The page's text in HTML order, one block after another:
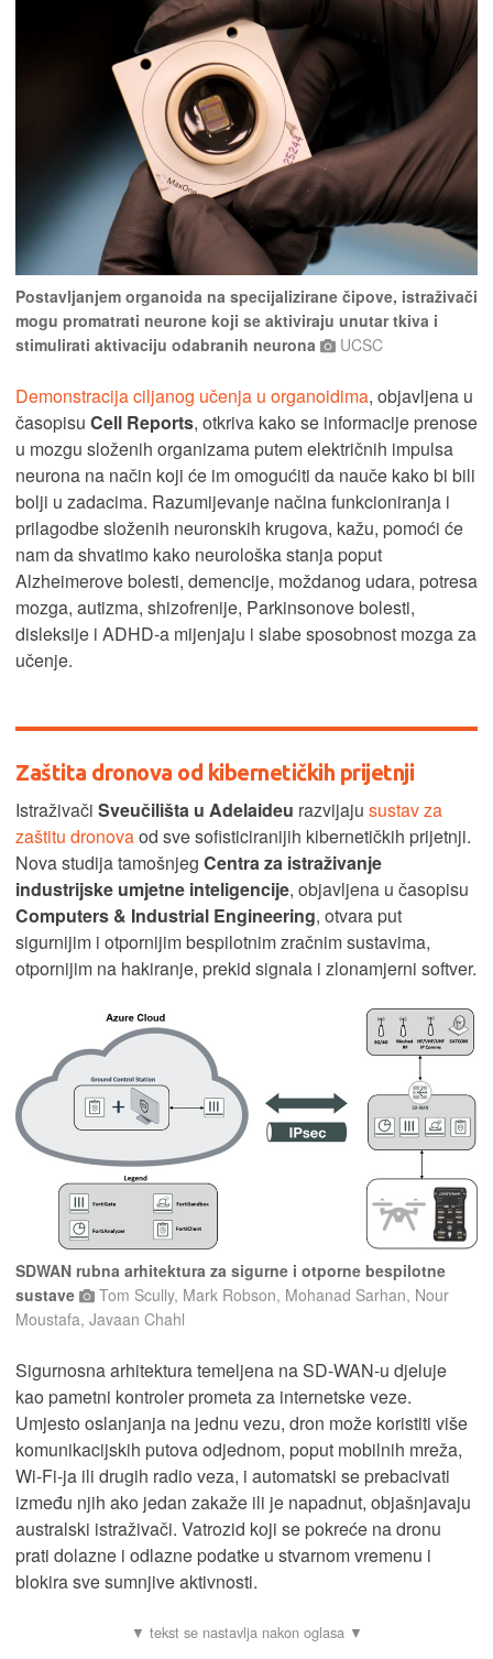
Postavljanjem organoida na specijalizirane čipove, istraživači
mogu promatrati neurone koji se aktiviraju unutar tkiva i
stimulirati aktivaciju odabranih neurona
UCSC
Demonstracija ciljanog učenja u organoidima, objavljena u
časopisu Cell Reports, otkriva kako se informacije prenose
u mozgu složenih organizama putem električnih impulsa
neurona na način koji će im omogućiti da nauče kako bi bili
bolji u zadacima. Razumijevanje načina funkcioniranja i
prilagodbe složenih neuronskih krugova, kažu, pomoći će
nam da shvatimo kako neurološka stanja poput
Alzheimerove bolesti, demencije, moždanog udara, potresa
mozga, autizma, shizofrenije, Parkinsonove bolesti,
disleksije i ADHD-a mijenjaju i slabe sposobnost mozga za
učenje.
Zaštita dronova od kibernetičkih prijetnji
Istraživači Sveučilišta u Adelaideu razvijaju sustav za
zaštitu dronovaod sve sofisticiranijih kibernetičkih prijetnji.
Nova studija tamošnjeg Centra za istraživanje
industrijske umjetne inteligencije, objavljena u časopisu
Computers & Industrial Engineering, otvara put
sigurnijim i otpornijim bespilotnim zračnim sustavima,
otpornijim na hakiranje, prekid signala i zlonamjerni softver.
SDWAN rubna arhitektura za sigurne i otporne bespilotne
sustave
Tom Scully, Mark Robson, Mohanad Sarhan, Nour
Moustafa, Javaan Chahl
Sigurnosna arhitektura temeljena na SD-WAN-u djeluje
kao pametni kontroler prometa za internetske veze.
Umjesto oslanjanja na jednu vezu, dron može koristiti više
komunikacijskih putova odjednom, poput mobilnih mreža,
Wi-Fi-ja ili drugih radio veza, i automatski se prebacivati ​​
između njih ako jedan zakaže ili je napadnut, objašnjavaju
australski istraživači. Vatrozid koji se pokreće na dronu
prati dolazne i odlazne podatke u stvarnom vremenu i
blokira sve sumnjive aktivnosti.